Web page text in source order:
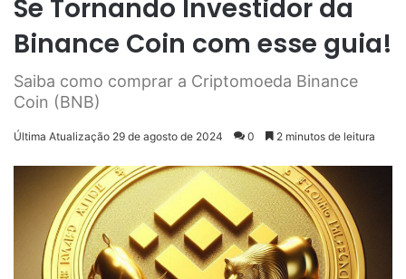
Se Tornando Investidor da
Binance Coin com esse guia!
Saiba como comprar a Criptomoeda Binance
Coin (BNB)
Última Atualização 29 de agosto de 2024 0 2 minutos de leitura